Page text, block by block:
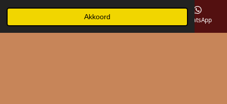
Akkoord
Telefoonnummer WhatsApp